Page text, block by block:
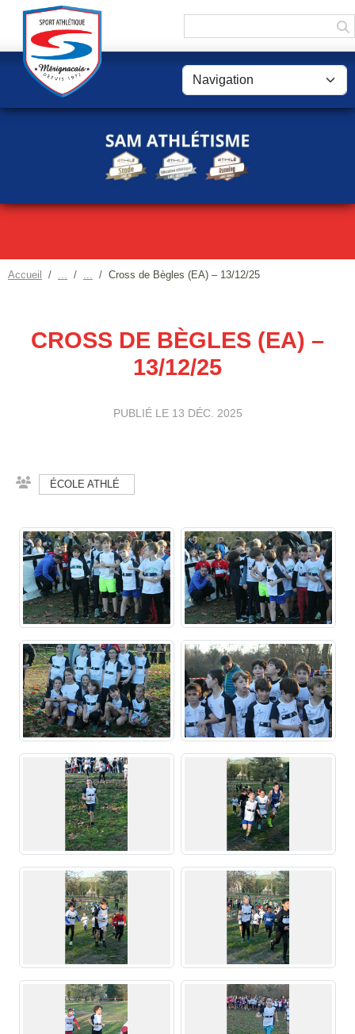
Accueil Cross de Bègles (EA) – 13/12/25
CROSS DE BÈGLES (EA) –
13/12/25
PUBLIÉ LE 13 DÉC. 2025
ÉCOLE ATHLÉ
Panneau de gestion des cookies